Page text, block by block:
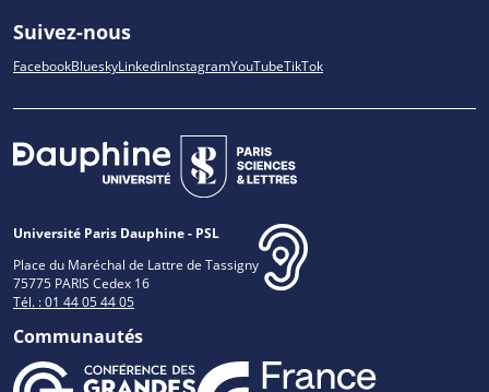
Suivez-nous
FacebookBlueskyLinkedinInstagramYouTubeTikTok
Université Paris Dauphine - PSL
Place du Maréchal de Lattre de Tassigny
75775 PARIS Cedex 16
Tél. : 01 44 05 44 05
Communautés